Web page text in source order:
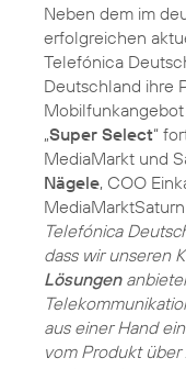
Neben dem im
erfolgreichen
Telefónica
Deutschland ihre
„Super Select“
MediaMarkt und
Nägele, COO
Telefónica
dass wir unseren
Lösungen
aus einer Hand
vom Produkt